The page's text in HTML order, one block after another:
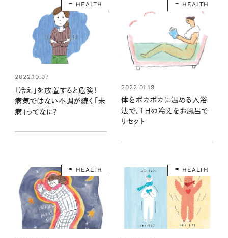
HEALTH
2022.10.07
「冷え」を放置すると危険！
病気ではない不調が続く「未
病」ってなに？
HEALTH
2022.01.19
体をポカポカに温める入浴
法で、1日の冷えをお風呂で
リセット
HEALTH HEALTH